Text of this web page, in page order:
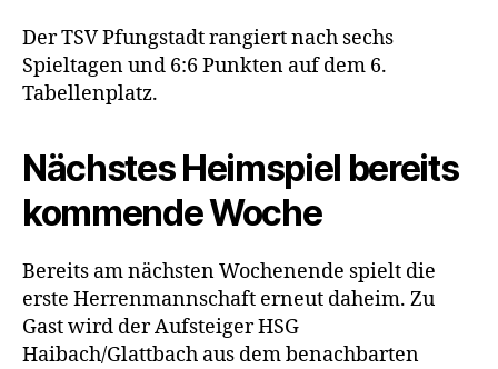
Der TSV Pfungstadt rangiert nach sechs
Spieltagen und 6:6 Punkten auf dem 6.
Tabellenplatz.
Nächstes Heimspiel bereits
kommende Woche
Bereits am nächsten Wochenende spielt die
erste Herrenmannschaft erneut daheim. Zu
Gast wird der Aufsteiger HSG
Haibach/Glattbach aus dem benachbarten